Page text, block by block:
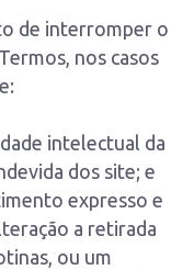
de interromper o
nos casos
intelectual da
dos site; e
expresso e
a retirada
ou um